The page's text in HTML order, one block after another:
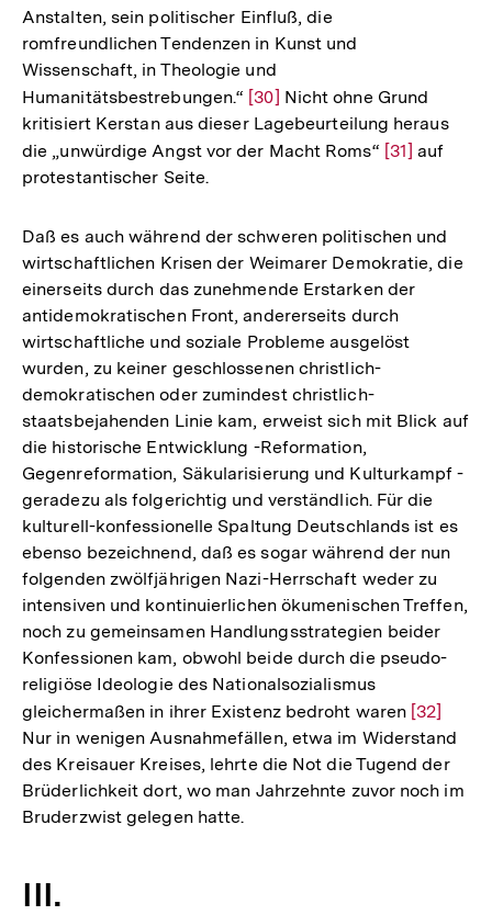
Anstalten, sein politischer Einfluß, die
romfreundlichen Tendenzen in Kunst und
Wissenschaft, in Theologie und
Humanitätsbestrebungen.“ Zur
Auflösung
der
[30] Nicht ohne Grund
kritisiert Kerstan aus dieser Lagebeurteilung heraus
die „unwürdige Angst vor der Macht Roms“ Zur
Fußnote
[31] auf
protestantischer Seite.
Daß es auch während der schweren politischen und
wirtschaftlichen Krisen der Weimarer Demokratie, die
einerseits durch das zunehmende Erstarken der
antidemokratischen Front, andererseits durch
wirtschaftliche und soziale Probleme ausgelöst
wurden, zu keiner geschlossenen christlich-
demokratischen oder zumindest christlich-
staatsbejahenden Linie kam, erweist sich mit Blick auf
die historische Entwicklung -Reformation,
Gegenreformation, Säkularisierung und Kulturkampf -
geradezu als folgerichtig und verständlich. Für die
kulturell-konfessionelle Spaltung Deutschlands ist es
ebenso bezeichnend, daß es sogar während der nun
folgenden zwölfjährigen Nazi-Herrschaft weder zu
intensiven und kontinuierlichen ökumenischen Treffen,
noch zu gemeinsamen Handlungsstrategien beider
Konfessionen kam, obwohl beide durch die pseudo-
religiöse Ideologie des Nationalsozialismus
gleichermaßen in ihrer Existenz bedroht waren Zur
der
Fußnote
[32]
Nur in wenigen Ausnahmefällen, etwa im Widerstand
des Kreisauer Kreises, lehrte die Not die Tugend der
Brüderlichkeit dort, wo man Jahrzehnte zuvor noch im
Bruderzwist gelegen hatte.
III.